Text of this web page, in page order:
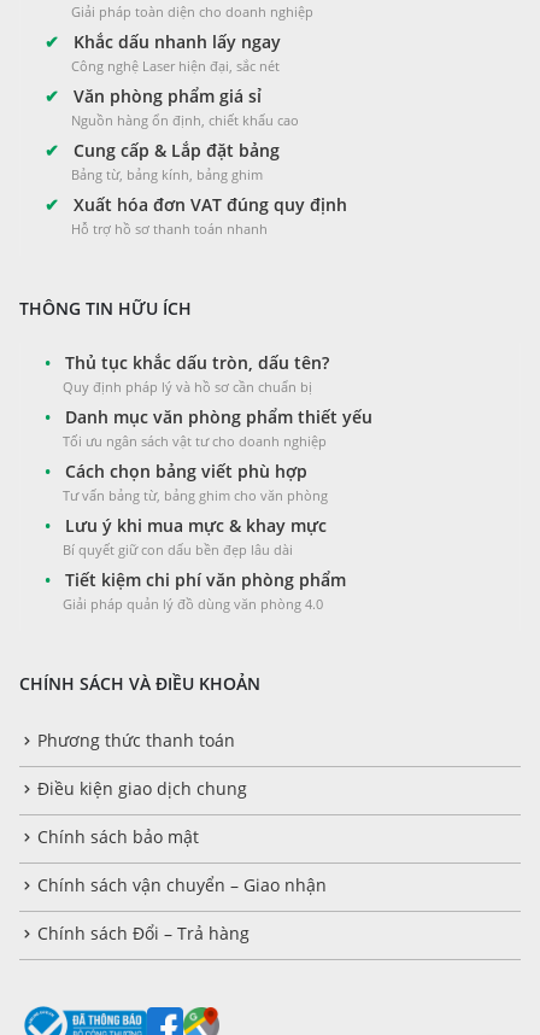
Giải pháp toàn diện cho doanh nghiệp
✔ Khắc dấu nhanh lấy ngay
Công nghệ Laser hiện đại, sắc nét
✔ Văn phòng phẩm giá sỉ
Nguồn hàng ổn định, chiết khấu cao
✔ Cung cấp & Lắp đặt bảng
Bảng từ, bảng kính, bảng ghim
✔ Xuất hóa đơn VAT đúng quy định
Hỗ trợ hồ sơ thanh toán nhanh
THÔNG TIN HỮU ÍCH
• Thủ tục khắc dấu tròn, dấu tên?
Quy định pháp lý và hồ sơ cần chuẩn bị
• Danh mục văn phòng phẩm thiết yếu
Tối ưu ngân sách vật tư cho doanh nghiệp
• Cách chọn bảng viết phù hợp
Tư vấn bảng từ, bảng ghim cho văn phòng
• Lưu ý khi mua mực & khay mực
Bí quyết giữ con dấu bền đẹp lâu dài
• Tiết kiệm chi phí văn phòng phẩm
Giải pháp quản lý đồ dùng văn phòng 4.0
CHÍNH SÁCH VÀ ĐIỀU KHOẢN
Phương thức thanh toán
Điều kiện giao dịch chung
Chính sách bảo mật
Chính sách vận chuyển – Giao nhận
Chính sách Đổi – Trả hàng